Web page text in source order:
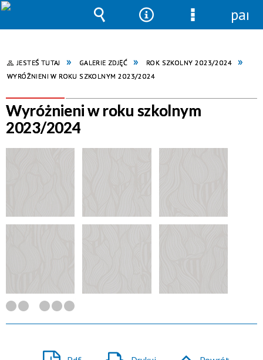
JESTEŚ TUTAJ GALERIE ZDJĘĆ
ROK SZKOLNY 2023/2024
WYRÓŻNIENI W ROKU SZKOLNYM 2023/2024
Wyróżnieni w roku szkolnym
2023/2024
Wyszukiwarka
NarzędziaMenu